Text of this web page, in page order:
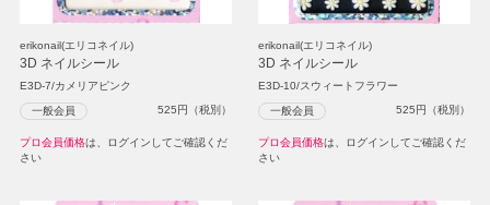
erikonail(エリコネイル)
3D ネイルシール
E3D-7/カメリアピンク
一般会員 525円（税別）
プロ会員価格は、ログインしてご確認くだ
さい
erikonail(エリコネイル)
3D ネイルシール
E3D-10/スウィートフラワー
一般会員 525円（税別）
プロ会員価格は、ログインしてご確認くだ
さい